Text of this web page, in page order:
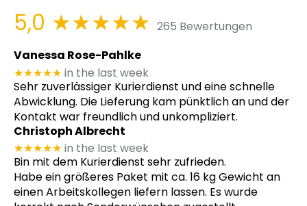
5,0 ★★★★★ 265 Bewertungen
Vanessa Rose-Pahlke
★★★★★ in the last week
Sehr zuverlässiger Kurierdienst und eine schnelle
Abwicklung. Die Lieferung kam pünktlich an und der
Kontakt war freundlich und unkompliziert.
Christoph Albrecht
★★★★★ in the last week
Bin mit dem Kurierdienst sehr zufrieden.
Habe ein größeres Paket mit ca. 16 kg Gewicht an
einen Arbeitskollegen liefern lassen. Es wurde